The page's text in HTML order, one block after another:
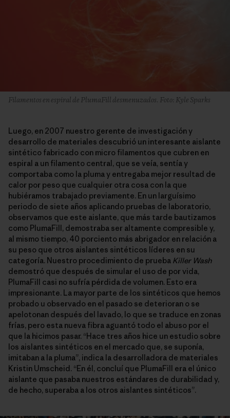
Filamentos en espiral de PlumaFill desmenuzados. Foto: Kyle Sparks
Luego, en 2007 nuestro gerente de investigación y
desarrollo de materiales descubrió un interesante aislante
sintético fabricado con micro filamentos que cubren en
espiral a un filamento central, que se veía, sentía y
comportaba como la pluma y entregaba mejor resultad de
calor por peso que cualquier otra cosa con la que
hubiéramos trabajado previamente. En un larguísimo
periodo de siete años aplicando pruebas de laboratorio,
observamos que este aislante, que más tarde bautizamos
como PlumaFill, demostraba ser altamente compresible y,
al mismo tiempo, 40 porciento más abrigador en relación a
su peso que otros aislantes sintéticos líderes en su
categoría. Nuestro procedimiento de prueba Killer Wash
demostró que después de simular el uso de por vida,
PlumaFill casi no sufría pérdida de volumen. Esto era
impresionante. La mayor parte de los sintéticos que hemos
probado u observado en el pasado se deterioran o se
apelotonan después del lavado, lo que se traduce en zonas
frías, pero esta nueva fibra aguantó todo el abuso por el
que la hicimos pasar. “Hace tres años hice un estudio sobre
los aislantes sintéticos en el mercado que, se suponía,
imitaban a la pluma”, indica la desarrolladora de materiales
Kristin Umscheid. “En él, concluí que PlumaFill era el único
aislante que pasaba nuestros estándares de durabilidad y,
de hecho, superaba a los otros aislantes sintéticos”.